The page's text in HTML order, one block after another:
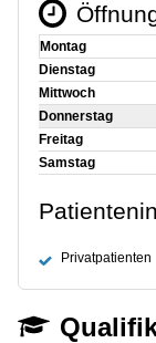
Montag
Dienstag
Mittwoch
Donnerstag
Freitag
Samstag
Privatpatienten